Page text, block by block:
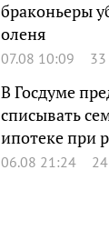
браконьеры
оленя
07.08 10:09 33
В Госдуме
списывать
ипотеке при
06.08 21:24